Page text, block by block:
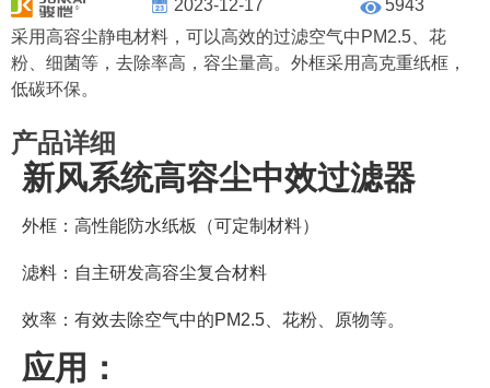
2023-12-17
5943
采用高容尘静电材料，可以高效的过滤空气中PM2.5、花
粉、细菌等，去除率高，容尘量高。外框采用高克重纸框，
低碳环保。
产品详细
新风系统高容尘中效过滤器
外框：高性能防水纸板（可定制材料）
滤料：自主研发高容尘复合材料
效率：有效去除空气中的PM2.5、花粉、原物等。
应用：